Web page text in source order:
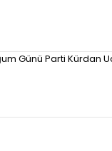
Günü Parti Kürdan